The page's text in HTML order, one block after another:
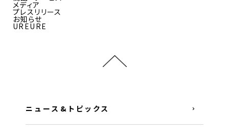
メディア
プレスリリース
お知らせ
UREURE
ニュース&トピックス